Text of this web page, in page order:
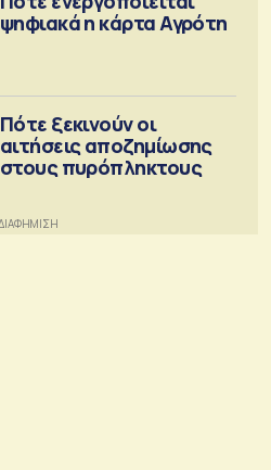
ψηφιακά η κάρτα Αγρότη
Πότε ξεκινούν οι
αιτήσεις αποζημίωσης
στους πυρόπληκτους